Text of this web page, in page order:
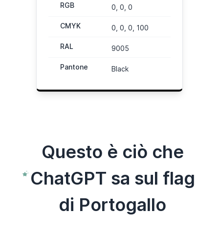
RGB 0, 0, 0
CMYK 0, 0, 0, 100
RAL 9005
Pantone Black
Questo è ciò che
ChatGPT sa sul flag
di Portogallo